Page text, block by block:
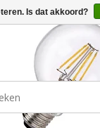
Is dat akkoord?